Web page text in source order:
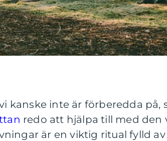
kanske inte är förberedda på,
redo att hjälpa till med den
är en viktig ritual fylld